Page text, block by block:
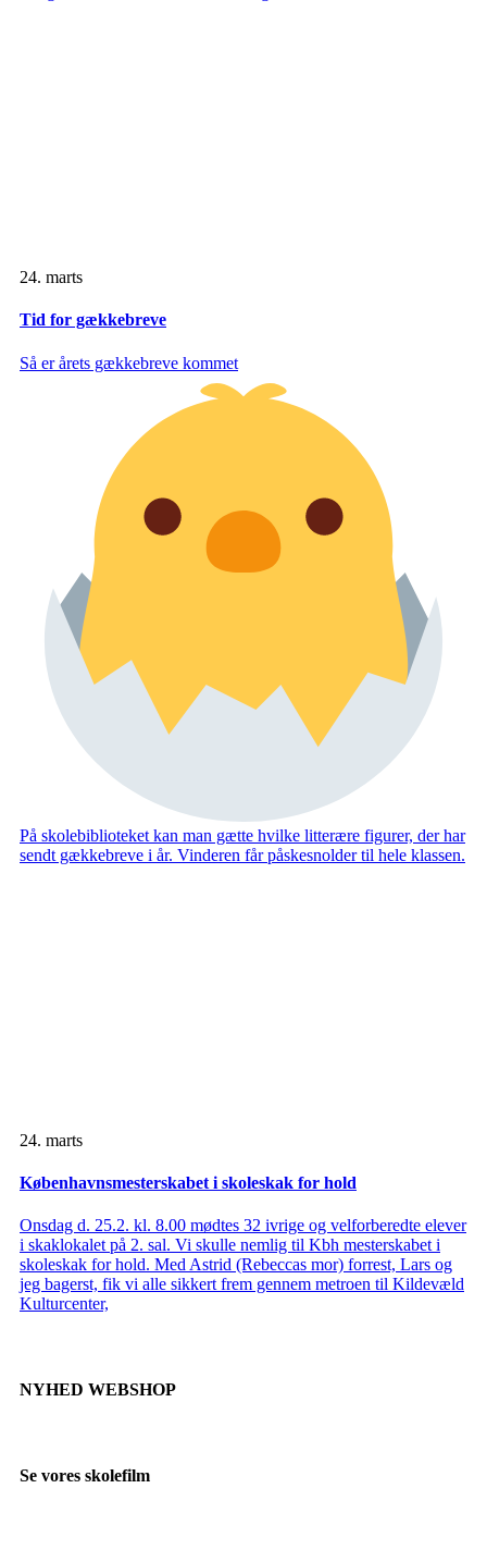
24. marts
Tid for gækkebreve
Så er årets gækkebreve kommet
På skolebiblioteket kan man gætte hvilke litterære figurer, der har
sendt gækkebreve i år. Vinderen får påskesnolder til hele klassen.
24. marts
Københavnsmesterskabet i skoleskak for hold
Onsdag d. 25.2. kl. 8.00 mødtes 32 ivrige og velforberedte elever
i skaklokalet på 2. sal. Vi skulle nemlig til Kbh mesterskabet i
skoleskak for hold. Med Astrid (Rebeccas mor) forrest, Lars og
jeg bagerst, fik vi alle sikkert frem gennem metroen til Kildevæld
Kulturcenter,
NYHED WEBSHOP
Se vores skolefilm